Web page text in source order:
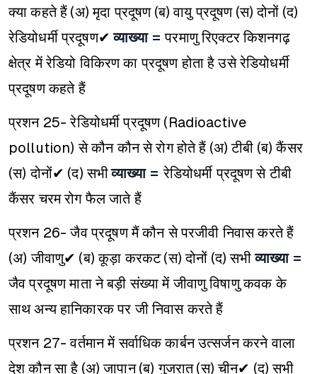
क्या कहते हैं (अ) मृदा प्रदूषण (ब) वायु प्रदूषण (स) दोनों (द)
रेडियोधर्मी प्रदूषण✔ व्याख्या = परमाणु रिएक्टर किशनगढ़
क्षेत्र में रेडियो विकिरण का प्रदूषण होता है उसे रेडियोधर्मी
प्रदूषण कहते हैं
प्रशन 25- रेडियोधर्मी प्रदूषण (Radioactive
pollution) से कौन कौन से रोग होते हैं (अ) टीबी (ब) कैंसर
(स) दोनों✔ (द) सभी व्याख्या = रेडियोधर्मी प्रदूषण से टीबी
कैंसर चरम रोग फैल जाते हैं
प्रशन 26- जैव प्रदूषण मैं कौन से परजीवी निवास करते हैं
(अ) जीवाणु✔ (ब) कूड़ा करकट (स) दोनों (द) सभी व्याख्या =
जैव प्रदूषण माता ने बड़ी संख्या में जीवाणु विषाणु कवक के
साथ अन्य हानिकारक पर जी निवास करते हैं
प्रशन 27- वर्तमान में सर्वाधिक कार्बन उत्सर्जन करने वाला
देश कौन सा है (अ) जापान (ब) गुजरात (स) चीन✔ (द) सभी